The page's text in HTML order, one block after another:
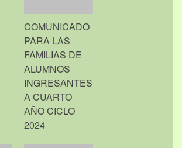
COMUNICADO
PARA LAS
FAMILIAS DE
ALUMNOS
INGRESANTES
A CUARTO
AÑO CICLO
2024